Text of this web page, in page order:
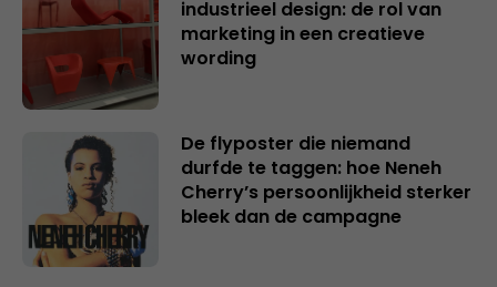
industrieel design: de rol van
marketing in een creatieve
wording
De flyposter die niemand
durfde te taggen: hoe Neneh
Cherry’s persoonlijkheid sterker
bleek dan de campagne